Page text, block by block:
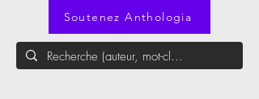
Soutenez Anthologia